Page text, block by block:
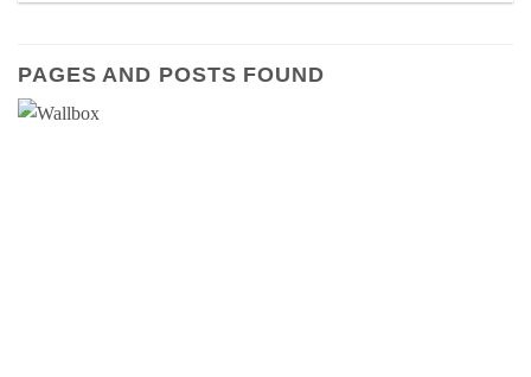
PAGES AND POSTS FOUND